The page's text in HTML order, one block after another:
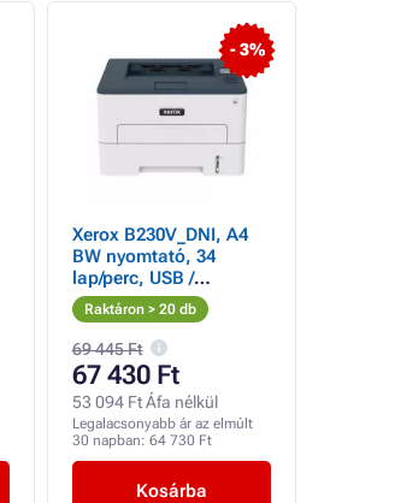
- 3%
Xerox B230V_DNI, A4
BW nyomtató, 34
lap/perc, USB /
Ethernet, Wifi, DUPLEX,
Apple AirPrint, Google
Raktáron > 20 db
69 445 Ft
67 430 Ft
53 094 Ft Áfa nélkül
Legalacsonyabb ár az elmúlt
30 napban: 64 730 Ft
Kosárba